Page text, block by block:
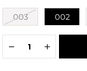
003 002